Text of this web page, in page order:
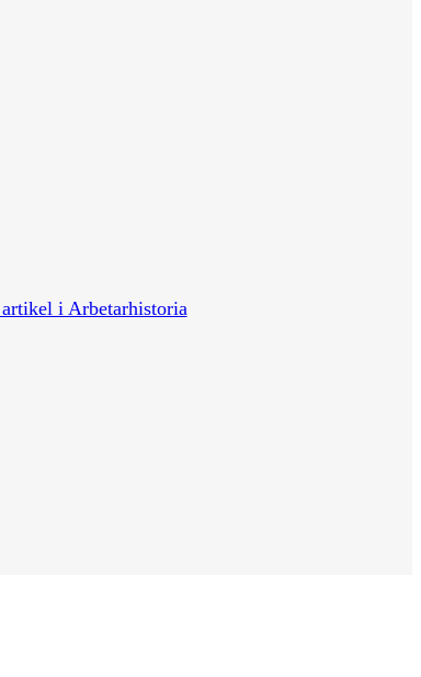
i Arbetarhistoria